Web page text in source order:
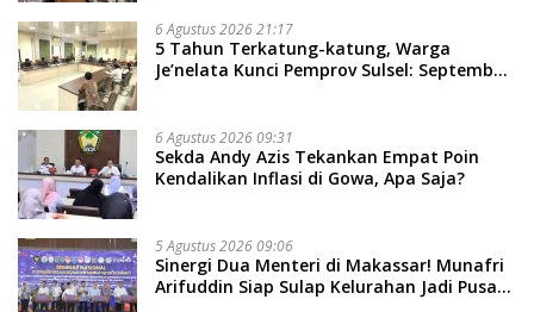
Soal Adat dan Adab
6 Agustus 2026 21:17
5 Tahun Terkatung-katung, Warga
Je’nelata Kunci Pemprov Sulsel: September
6 Agustus 2026 09:31
Sekda Andy Azis Tekankan Empat Poin
Kendalikan Inflasi di Gowa, Apa Saja?
5 Agustus 2026 09:06
Sinergi Dua Menteri di Makassar! Munafri
Arifuddin Siap Sulap Kelurahan Jadi Pusat